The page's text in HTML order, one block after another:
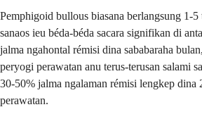
Pemphigoid bullous biasana berlangsung 1-5
sanaos ieu béda-béda sacara signifikan di
jalma ngahontal rémisi dina sababaraha
peryogi perawatan anu terus-terusan salami
30-50% jalma ngalaman rémisi lengkep dina
perawatan.